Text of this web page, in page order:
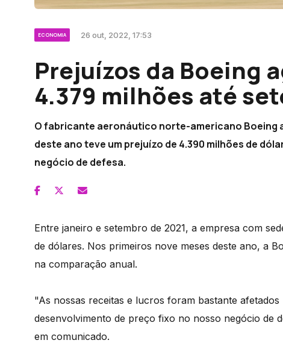
ECONOMIA 26 out, 2022, 17:53
Prejuízos da Boeing
4.379 milhões até
O fabricante aeronáutico norte-americano Boeing
deste ano teve um prejuízo de 4.390 milhões de
negócio de defesa.
Entre janeiro e setembro de 2021, a empresa com
de dólares. Nos primeiros nove meses deste ano, a
na comparação anual.
"As nossas receitas e lucros foram bastante
desenvolvimento de preço fixo no nosso negócio de
em comunicado.